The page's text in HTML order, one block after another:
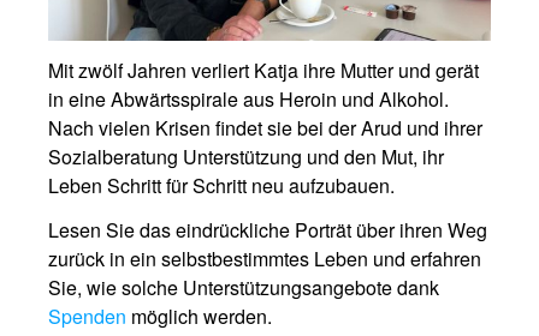
Mit zwölf Jahren verliert Katja ihre Mutter und gerät
in eine Abwärtsspirale aus Heroin und Alkohol.
Nach vielen Krisen findet sie bei der Arud und ihrer
Sozialberatung Unterstützung und den Mut, ihr
Leben Schritt für Schritt neu aufzubauen.
Lesen Sie das eindrückliche Porträt über ihren Weg
zurück in ein selbstbestimmtes Leben und erfahren
Sie, wie solche Unterstützungsangebote dank
Spenden möglich werden.